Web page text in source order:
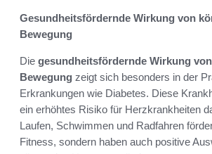
Gesundheitsfördernde Wirkung von
Bewegung
Die gesundheitsfördernde Wirkung
Bewegung zeigt sich besonders in der
Erkrankungen wie Diabetes. Diese
ein erhöhtes Risiko für Herzkrankheiten
Laufen, Schwimmen und Radfahren
Fitness, sondern haben auch positive